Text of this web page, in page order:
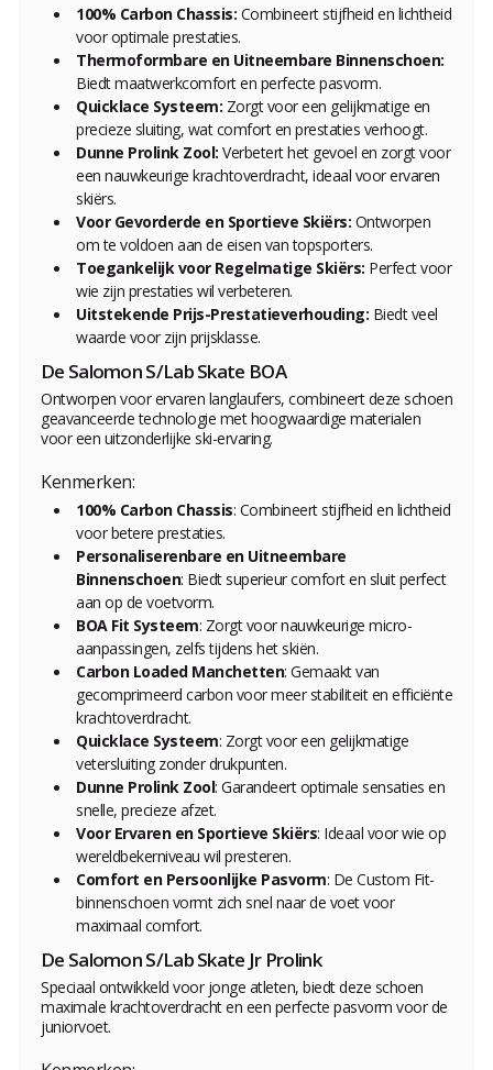
100% Carbon Chassis: Combineert stijfheid en lichtheid
voor optimale prestaties.
Thermoformbare en Uitneembare Binnenschoen:
Biedt maatwerkcomfort en perfecte pasvorm.
Quicklace Systeem: Zorgt voor een gelijkmatige en
precieze sluiting, wat comfort en prestaties verhoogt.
Dunne Prolink Zool: Verbetert het gevoel en zorgt voor
een nauwkeurige krachtoverdracht, ideaal voor ervaren
skiërs.
Voor Gevorderde en Sportieve Skiërs: Ontworpen
om te voldoen aan de eisen van topsporters.
Toegankelijk voor Regelmatige Skiërs: Perfect voor
wie zijn prestaties wil verbeteren.
Uitstekende Prijs-Prestatieverhouding: Biedt veel
waarde voor zijn prijsklasse.
De Salomon S/Lab Skate BOA
Ontworpen voor ervaren langlaufers, combineert deze schoen
geavanceerde technologie met hoogwaardige materialen
voor een uitzonderlijke ski-ervaring.
Kenmerken:
100% Carbon Chassis: Combineert stijfheid en lichtheid
voor betere prestaties.
Personaliserenbare en Uitneembare
Binnenschoen: Biedt superieur comfort en sluit perfect
aan op de voetvorm.
BOA Fit Systeem: Zorgt voor nauwkeurige micro-
aanpassingen, zelfs tijdens het skiën.
Carbon Loaded Manchetten: Gemaakt van
gecomprimeerd carbon voor meer stabiliteit en efficiënte
krachtoverdracht.
Quicklace Systeem: Zorgt voor een gelijkmatige
vetersluiting zonder drukpunten.
Dunne Prolink Zool: Garandeert optimale sensaties en
snelle, precieze afzet.
Voor Ervaren en Sportieve Skiërs: Ideaal voor wie op
wereldbekerniveau wil presteren.
Comfort en Persoonlijke Pasvorm: De Custom Fit-
binnenschoen vormt zich snel naar de voet voor
maximaal comfort.
De Salomon S/Lab Skate Jr Prolink
Speciaal ontwikkeld voor jonge atleten, biedt deze schoen
maximale krachtoverdracht en een perfecte pasvorm voor de
juniorvoet.